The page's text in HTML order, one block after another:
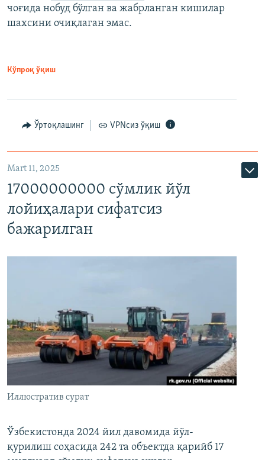
чоғида нобуд бўлган ва жабрланган кишилар
шахсини очиқлаган эмас.
Кўпроқ ўқиш
Ўртоқлашинг VPNсиз ўқиш
Mart 11, 2025
17000000000 сўмлик йўл
лойиҳалари сифатсиз
бажарилган
Иллюстратив сурат
Ўзбекистонда 2024 йил давомида йўл-
қурилиш соҳасида 242 та объектда қарийб 17